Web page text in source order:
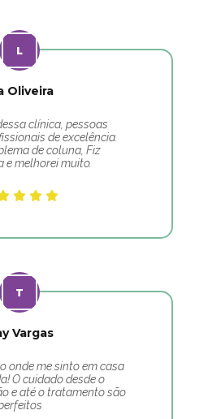
Oliveira
clínica, pessoas
de excelência.
de coluna, Fiz
e melhorei muito.
Vargas
onde me sinto em casa
O cuidado desde o
e até o tratamento são